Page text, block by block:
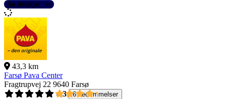
Se detaljer
43,3 km
Farsø Pava Center
Fragtrupvej 22 9640 Farsø
4,3
6 bedømmelser